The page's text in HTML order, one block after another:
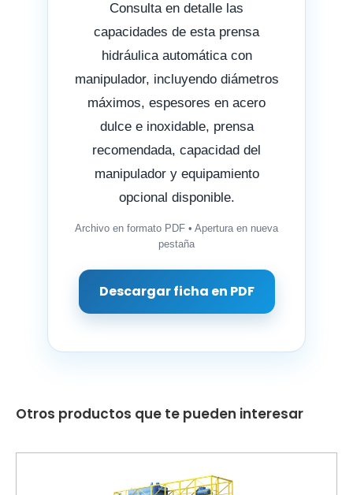
Consulta en detalle las
capacidades de esta prensa
hidráulica automática con
manipulador, incluyendo diámetros
máximos, espesores en acero
dulce e inoxidable, prensa
recomendada, capacidad del
manipulador y equipamiento
opcional disponible.
Archivo en formato PDF • Apertura en nueva
pestaña
Descargar ficha en PDF
Otros productos que te pueden interesar